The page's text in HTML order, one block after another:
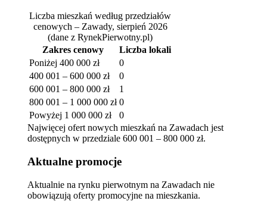
Liczba mieszkań według przedziałów
cenowych – Zawady, sierpień 2026
(dane z RynekPierwotny.pl)
Zakres cenowy
Liczba lokali
Poniżej 400 000 zł
0
400 001 – 600 000 zł
0
600 001 – 800 000 zł
1
800 001 – 1 000 000 zł 0
Powyżej 1 000 000 zł
0
Najwięcej ofert nowych mieszkań na Zawadach jest
dostępnych w przedziale 600 001 – 800 000 zł.
Aktualne promocje
Aktualnie na rynku pierwotnym na Zawadach nie
obowiązują oferty promocyjne na mieszkania.